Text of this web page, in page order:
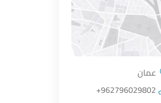
اضغط لتحميل الموقع
عمان
+962796029802